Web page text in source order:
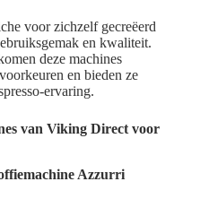
voor zichzelf gecreëerd
en kwaliteit.
deze machines
en bieden ze
ervaring.
van Viking Direct voor
Azzurri